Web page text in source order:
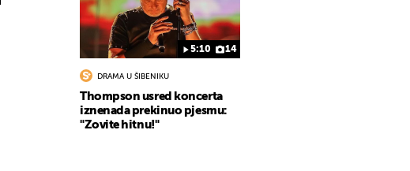
5:10 14
DRAMA U ŠIBENIKU
Thompson usred koncerta
iznenada prekinuo pjesmu:
"Zovite hitnu!"